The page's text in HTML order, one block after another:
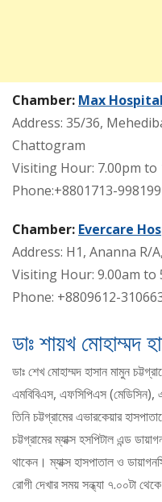
Chamber: Max
Address: 35/36,
Chattogram
Visiting Hour: 7.00pm to
Phone:+8801713-998199
Chamber: Evercare
Address: H1, Ananna R/
Visiting Hour: 9.00am to
Phone: +8809612-
ডাঃ শায়খ মোহাম্মদ
ডাঃ শেখ মোহাম্মদ হাসান মামুন
এমবিবিএস, এফসিপিএস
তিনি চট্টগ্রামের এভারকেয়ার
চট্টগ্রামের ম্যাক্স হসপিটাল এন্ড
থাকেন। ম্যাক্স হাসপাতাল ও
রোগী দেখার সময় সন্ধ্যা ৭.০০টা